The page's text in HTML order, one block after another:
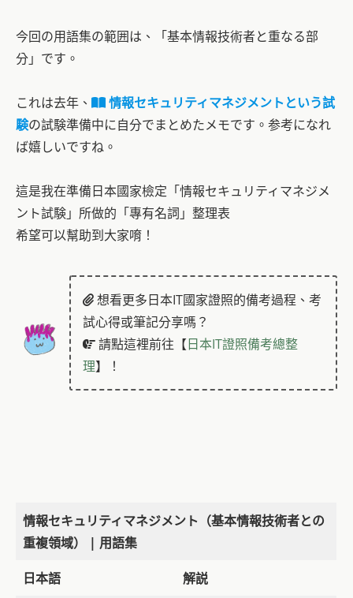
今回の用語集の範囲は、「基本情報技術者と重なる部
分」です。
これは去年、
情報セキュリティマネジメントという試
験の試験準備中に自分でまとめたメモです。参考になれ
ば嬉しいですね。
這是我在準備日本國家檢定「情報セキュリティマネジメ
ント試験」所做的「專有名詞」整理表
希望可以幫助到大家唷！
想看更多日本IT國家證照的備考過程、考
試心得或筆記分享嗎？
請點這裡前往【日本IT證照備考總整
理】！
情報セキュリティマネジメント（基本情報技術者との
重複領域） | 用語集
日本語 解説